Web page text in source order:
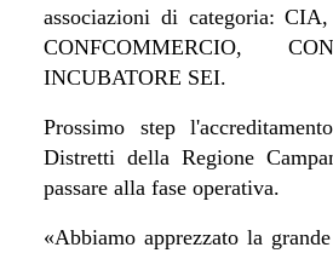
associazioni di categoria:
CONFCOMMERCIO,
INCUBATORE SEI.
Prossimo step
Distretti della Regione
passare alla fase operativa.
«Abbiamo apprezzato la